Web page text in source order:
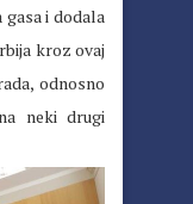
gasa i dodala
kroz ovaj
odnosno
neki drugi